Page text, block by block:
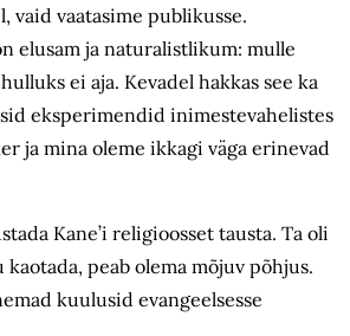
vaid vaatasime publikusse.
elusam ja naturalistlikum: mulle
ei aja. Kevadel hakkas see ka
eksperimendid inimestevahelistes
ja mina oleme ikkagi väga erinevad
Kane’i religioosset tausta. Ta oli
peab olema mõjuv põhjus.
kuulusid evangeelsesse